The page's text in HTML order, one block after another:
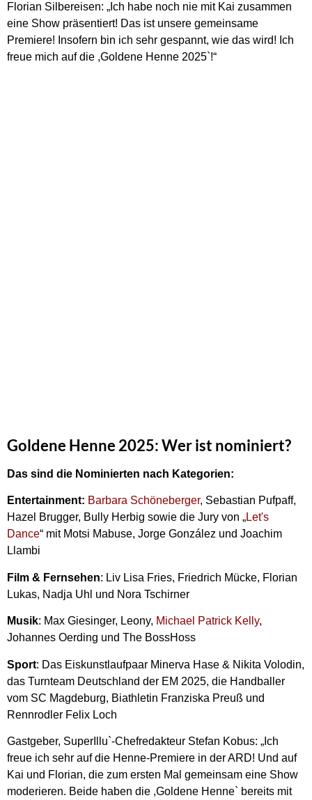
Florian Silbereisen: „Ich habe noch nie mit Kai zusammen
eine Show präsentiert! Das ist unsere gemeinsame
Premiere! Insofern bin ich sehr gespannt, wie das wird! Ich
freue mich auf die ,Goldene Henne 2025`!“
Goldene Henne 2025: Wer ist nominiert?
Das sind die Nominierten nach Kategorien:
Entertainment: Barbara Schöneberger, Sebastian Pufpaff,
Hazel Brugger, Bully Herbig sowie die Jury von „Let's
Dance“ mit Motsi Mabuse, Jorge González und Joachim
Llambi
Film & Fernsehen: Liv Lisa Fries, Friedrich Mücke, Florian
Lukas, Nadja Uhl und Nora Tschirner
Musik: Max Giesinger, Leony, Michael Patrick Kelly,
Johannes Oerding und The BossHoss
Sport: Das Eiskunstlaufpaar Minerva Hase & Nikita Volodin,
das Turnteam Deutschland der EM 2025, die Handballer
vom SC Magdeburg, Biathletin Franziska Preuß und
Rennrodler Felix Loch
Gastgeber, SuperIllu`-Chefredakteur Stefan Kobus: „Ich
freue ich sehr auf die Henne-Premiere in der ARD! Und auf
Kai und Florian, die zum ersten Mal gemeinsam eine Show
moderieren. Beide haben die ,Goldene Henne` bereits mit